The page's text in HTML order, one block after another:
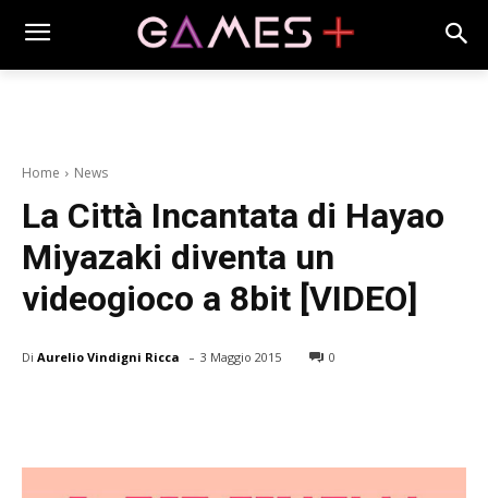
Home News
La Città Incantata di Hayao
Miyazaki diventa un
videogioco a 8bit [VIDEO]
Di Aurelio Vindigni Ricca - 3 Maggio 2015 0